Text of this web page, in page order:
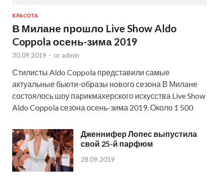
КРАСОТА
В Милане прошло Live Show Aldo
Coppola осень-зима 2019
30.09.2019 - от admin
Стилисты Aldo Coppola представили самые
актуальные бьюти-образы нового сезона В Милане
состоялось шоу парикмахерского искусства Live Show
Aldo Coppola сезона осень-зима 2019. Около 1 500
Дженнифер Лопес выпустила
свой 25-й парфюм
28.09.2019